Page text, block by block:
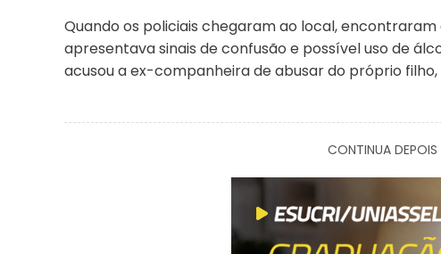
Quando os policiais chegaram ao local,
apresentava sinais de confusão e possível uso de
acusou a ex-companheira de abusar do próprio
CONTINUA DEPOIS